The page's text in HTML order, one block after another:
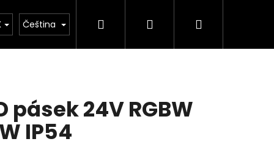
Čeština Hledat PřihlášeníNákupní
pásek 24V RGBW
IP54